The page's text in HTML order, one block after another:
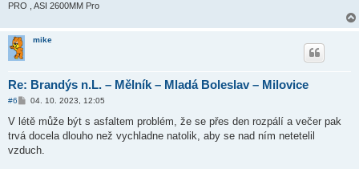
PRO , ASI 2600MM Pro
mike
Re: Brandýs n.L. – Mělník – Mladá Boleslav – Milovice
#6
P
í
p
ě
04. 10. 2023, 12:05
V létě může být s asfaltem problém, že se přes den rozpálí a večer pak
trvá docela dlouho než vychladne natolik, aby se nad ním netetelil
vzduch.